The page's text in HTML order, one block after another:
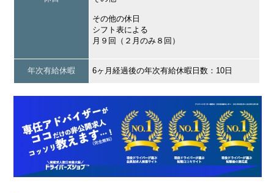
その他の休日
シフト表による
月９回（２月のみ８回）
年次有給休暇 6ヶ月経過後の年次有給休暇日数：10日